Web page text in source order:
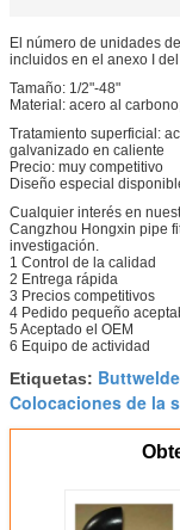
El número de unidades
incluidos en el anexo I
Tamaño: 1/2"-48"
Material: acero al
Tratamiento superficial:
galvanizado en caliente
Precio: muy competitivo
Diseño especial
Cualquier interés en
Cangzhou Hongxin pipe
investigación.
1 Control de la calidad
2 Entrega rápida
3 Precios competitivos
4 Pedido pequeño
5 Aceptado el OEM
6 Equipo de actividad
Etiquetas:
Colocaciones de la